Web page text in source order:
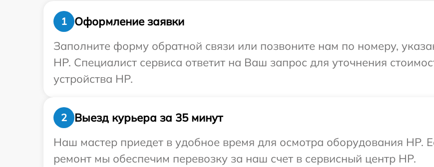
1
Оформление заявки
Заполните форму обратной связи или позвоните нам по номеру,
HP. Специалист сервиса ответит на Ваш запрос для уточнения
устройства HP.
2
Выезд курьера за 35 минут
Наш мастер приедет в удобное время для осмотра оборудования HP.
ремонт мы обеспечим перевозку за наш счет в сервисный центр HP.